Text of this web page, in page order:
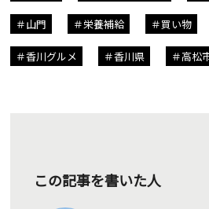
山門 栄養補給 買い物
香川グルメ 香川県 高松
この記事を書いた人